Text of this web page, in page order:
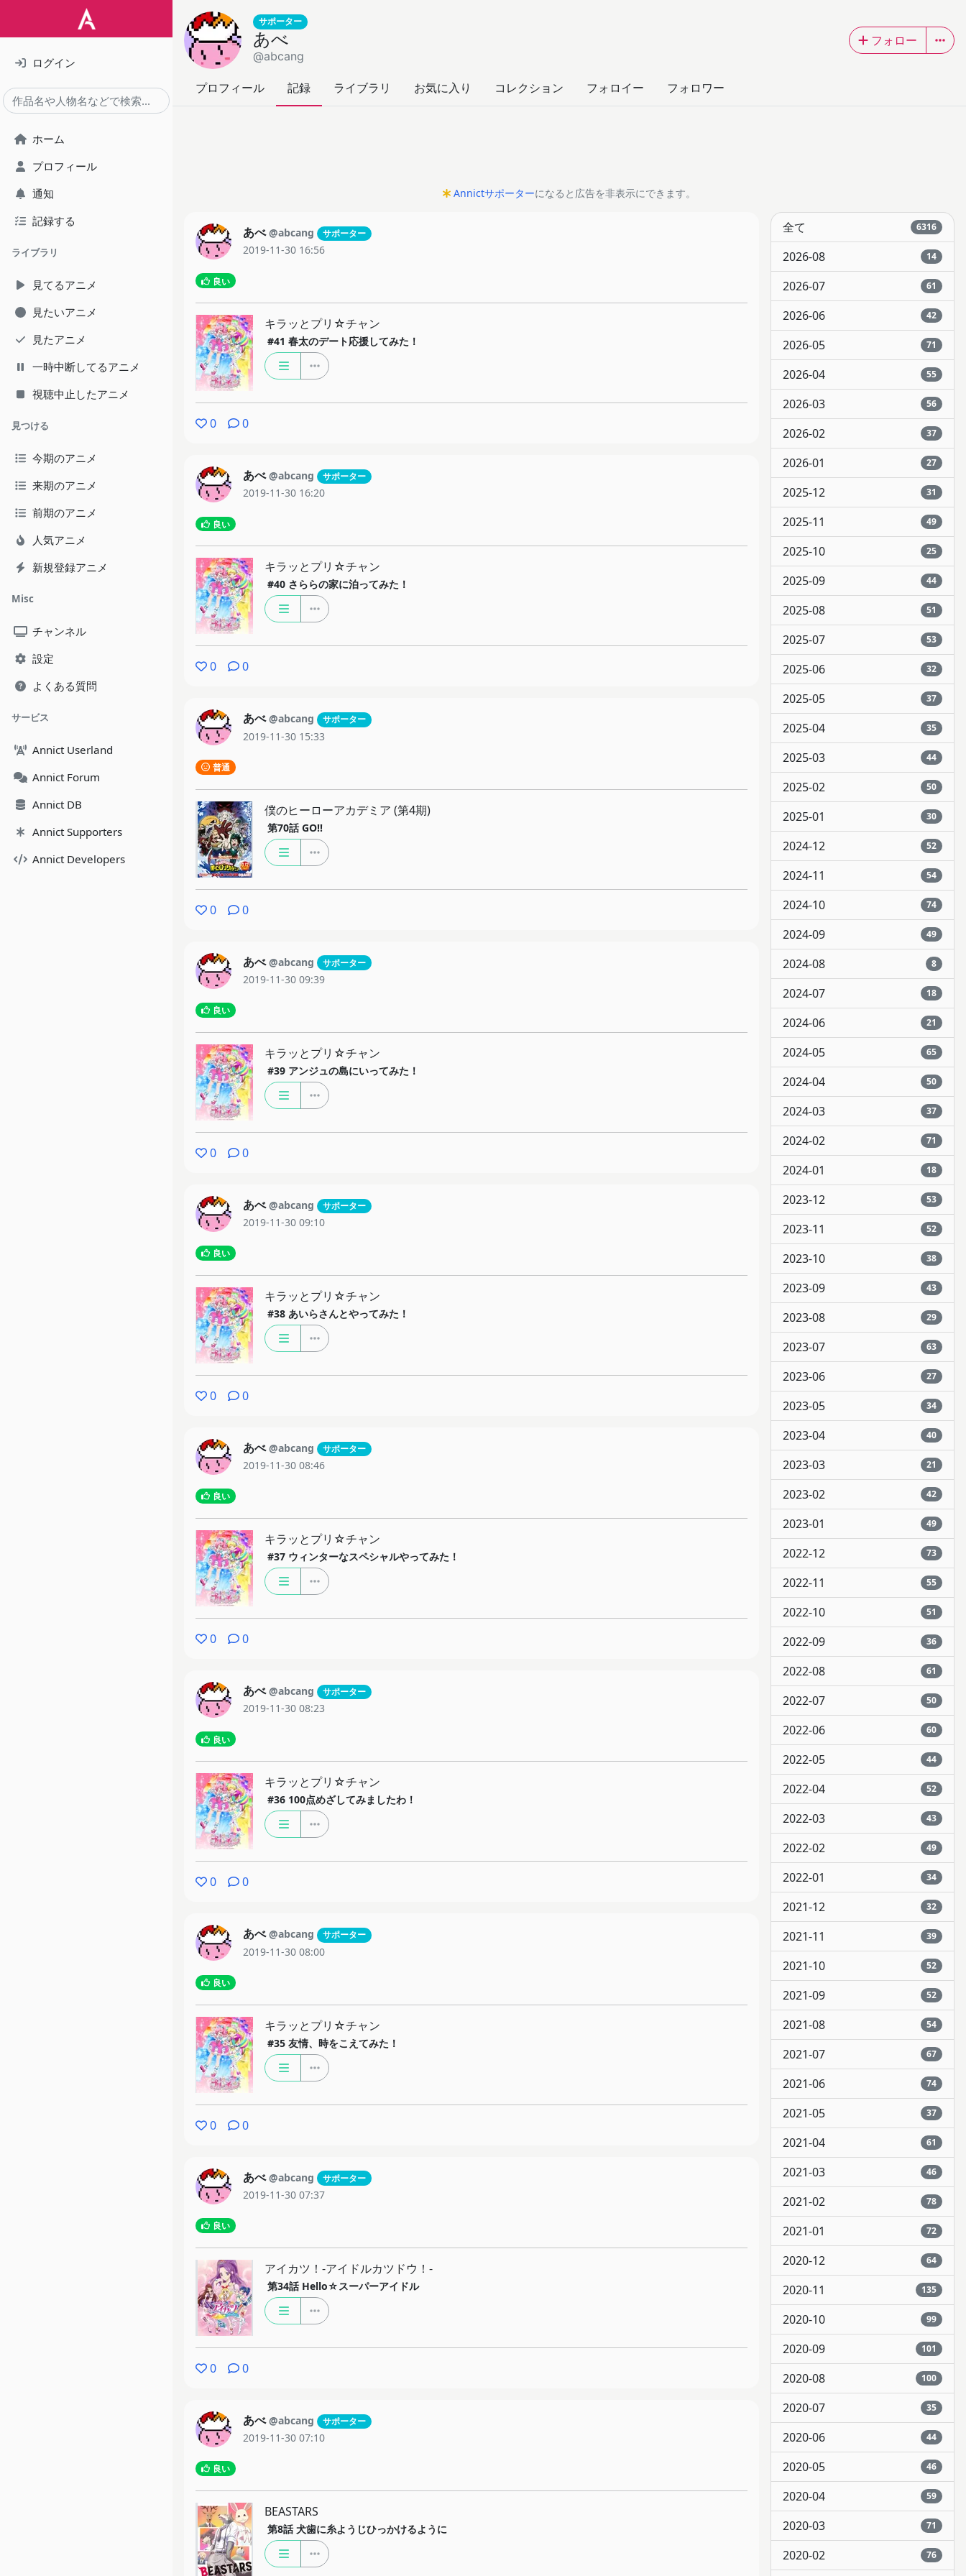
ログイン
ホーム
プロフィール
通知
記録する
ライブラリ
見てるアニメ
見たいアニメ
見たアニメ
一時中断してるアニメ
視聴中止したアニメ
見つける
今期のアニメ
来期のアニメ
前期のアニメ
人気アニメ
新規登録アニメ
Misc
チャンネル
設定
よくある質問
サービス
Annict Userland
Annict Forum
Annict DB
Annict Supporters
Annict Developers
サポーター
あべ
@abcang
フォロー
プロフィール 記録 ライブラリ お気に入り コレクション フォロイー フォロワー
Annictサポーターになると広告を非表示にできます。
あべ @abcang サポーター
2019-11-30 16:56
良い
キラッとプリ☆チャン
#41 春太のデート応援してみた！
0 0
あべ @abcang サポーター
2019-11-30 16:20
良い
キラッとプリ☆チャン
#40 さららの家に泊ってみた！
0 0
あべ @abcang サポーター
2019-11-30 15:33
普通
僕のヒーローアカデミア (第4期)
第70話 GO!!
0 0
あべ @abcang サポーター
2019-11-30 09:39
良い
キラッとプリ☆チャン
#39 アンジュの島にいってみた！
0 0
あべ @abcang サポーター
2019-11-30 09:10
良い
キラッとプリ☆チャン
#38 あいらさんとやってみた！
0 0
あべ @abcang サポーター
2019-11-30 08:46
良い
キラッとプリ☆チャン
#37 ウィンターなスペシャルやってみた！
0 0
あべ @abcang サポーター
2019-11-30 08:23
良い
キラッとプリ☆チャン
#36 100点めざしてみましたわ！
0 0
あべ @abcang サポーター
2019-11-30 08:00
良い
キラッとプリ☆チャン
#35 友情、時をこえてみた！
0 0
あべ @abcang サポーター
2019-11-30 07:37
良い
アイカツ！-アイドルカツドウ！-
第34話 Hello☆スーパーアイドル
0 0
あべ @abcang サポーター
2019-11-30 07:10
良い
BEASTARS
第8話 犬歯に糸ようじひっかけるように
全て 6316
2026-08 14
2026-07 61
2026-06 42
2026-05 71
2026-04 55
2026-03 56
2026-02 37
2026-01 27
2025-12 31
2025-11 49
2025-10 25
2025-09 44
2025-08 51
2025-07 53
2025-06 32
2025-05 37
2025-04 35
2025-03 44
2025-02 50
2025-01 30
2024-12 52
2024-11 54
2024-10 74
2024-09 49
2024-08 8
2024-07 18
2024-06 21
2024-05 65
2024-04 50
2024-03 37
2024-02 71
2024-01 18
2023-12 53
2023-11 52
2023-10 38
2023-09 43
2023-08 29
2023-07 63
2023-06 27
2023-05 34
2023-04 40
2023-03 21
2023-02 42
2023-01 49
2022-12 73
2022-11 55
2022-10 51
2022-09 36
2022-08 61
2022-07 50
2022-06 60
2022-05 44
2022-04 52
2022-03 43
2022-02 49
2022-01 34
2021-12 32
2021-11 39
2021-10 52
2021-09 52
2021-08 54
2021-07 67
2021-06 74
2021-05 37
2021-04 61
2021-03 46
2021-02 78
2021-01 72
2020-12 64
2020-11 135
2020-10 99
2020-09 101
2020-08 100
2020-07 35
2020-06 44
2020-05 46
2020-04 59
2020-03 71
2020-02 76